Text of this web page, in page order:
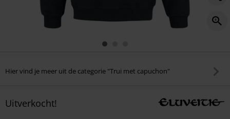
Hier vind je meer uit de categorie "Trui met capuchon"
Uitverkocht!